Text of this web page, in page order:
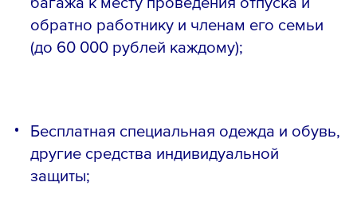
обратно работнику и членам его семьи
(до 60 000 рублей каждому);
Бесплатная специальная одежда и обувь,
другие средства индивидуальной
защиты;